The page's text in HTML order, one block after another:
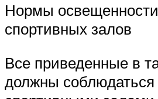
Нормы
спортивных залов
Все приведенные в
должны соблюдаться